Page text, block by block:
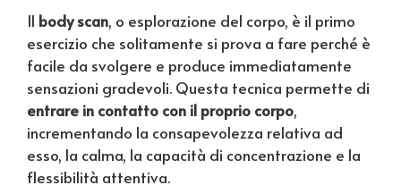
Il body scan, o esplorazione del corpo, è il primo
esercizio che solitamente si prova a fare perché è
facile da svolgere e produce immediatamente
sensazioni gradevoli. Questa tecnica permette di
entrare in contatto con il proprio corpo,
incrementando la consapevolezza relativa ad
esso, la calma, la capacità di concentrazione e la
flessibilità attentiva.